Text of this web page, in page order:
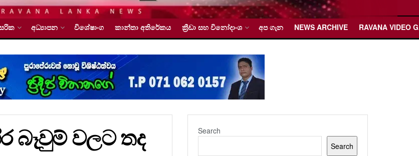
අධ්‍යාපන විශේෂාංග කාන්තා අතිරේකය ක්‍රීඩා සහ විනෝදාංශ අප ගැන NEWS ARCHIVE RAVANA VIDEO
බෑවුම් වලට තද
Search
Search